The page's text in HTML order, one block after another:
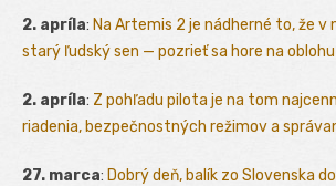
2. apríla: Na Artemis 2 je nádherné to, že v
starý ľudský sen — pozrieť sa hore na oblohu
2. apríla: Z pohľadu pilota je na tom
riadenia, bezpečnostných režimov a
27. marca: Dobrý deň, balík zo Slovenska